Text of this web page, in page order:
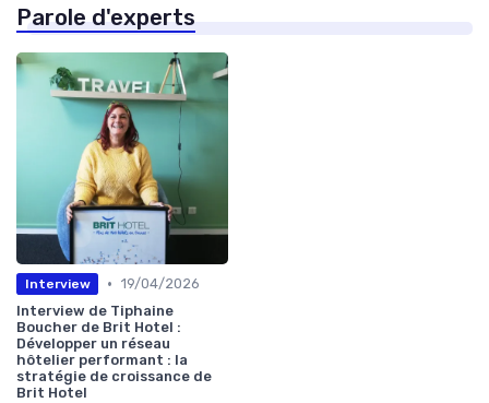
Parole d'experts
Interview • 19/04/2026
Interview de Tiphaine
Boucher de Brit Hotel :
Développer un réseau
hôtelier performant : la
stratégie de croissance de
Brit Hotel